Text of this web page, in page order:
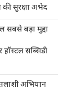
की सुरक्षा अभेद
सबसे बड़ा मुद्दा
सब्सिडी
अभियान